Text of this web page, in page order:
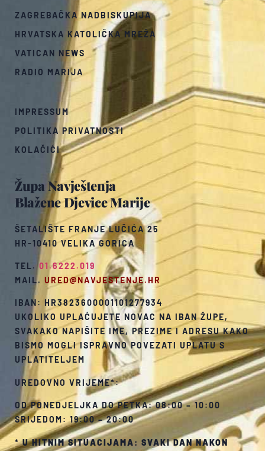
Župa Navještenja
Blažene Djevice Marije
ŠETALIŠTE FRANJE LUČIĆA 25
HR-10410 VELIKA GORICA
TEL.01.6222.019
MAIL. URED@NAVJESTENJE.HR
IBAN: HR3823600001101277934
UKOLIKO UPLAĆUJETE NOVAC NA IBAN ŽUPE,
SVAKAKO NAPIŠITE IME, PREZIME I ADRESU KAKO
BISMO MOGLI ISPRAVNO POVEZATI UPLATU S
UPLATITELJEM
UREDOVNO VRIJEME*:
OD PONEDJELJKA DO PETKA: 08:00 – 10:00
SRIJEDOM: 19:00 – 20:00
*U HITNIM SITUACIJAMA: SVAKI DAN NAKON
ZAGREBAČKA NADBISKUPIJA
HRVATSKA KATOLIČKA MREŽA
VATICAN NEWS
RADIO MARIJA
IMPRESSUM
POLITIKA PRIVATNOSTI
KOLAČIĆI